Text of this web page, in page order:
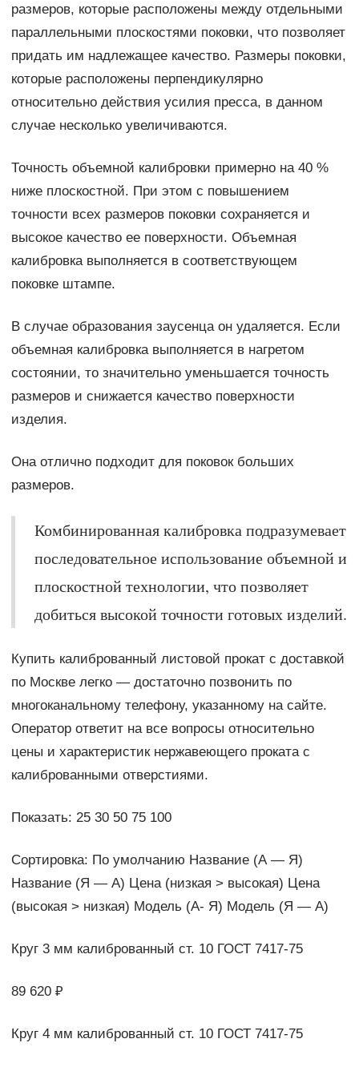
размеров, которые расположены между отдельными
параллельными плоскостями поковки, что позволяет
придать им надлежащее качество. Размеры поковки,
которые расположены перпендикулярно
относительно действия усилия пресса, в данном
случае несколько увеличиваются.
Точность объемной калибровки примерно на 40 %
ниже плоскостной. При этом с повышением
точности всех размеров поковки сохраняется и
высокое качество ее поверхности. Объемная
калибровка выполняется в соответствующем
поковке штампе.
В случае образования заусенца он удаляется. Если
объемная калибровка выполняется в нагретом
состоянии, то значительно уменьшается точность
размеров и снижается качество поверхности
изделия.
Она отлично подходит для поковок больших
размеров.
Комбинированная калибровка подразумевает
последовательное использование объемной и
плоскостной технологии, что позволяет
добиться высокой точности готовых изделий.
Купить калиброванный листовой прокат с доставкой
по Москве легко — достаточно позвонить по
многоканальному телефону, указанному на сайте.
Оператор ответит на все вопросы относительно
цены и характеристик нержавеющего проката с
калиброванными отверстиями.
Показать: 25 30 50 75 100
Сортировка: По умолчанию Название (А — Я)
Название (Я — А) Цена (низкая > высокая) Цена
(высокая > низкая) Модель (А- Я) Модель (Я — А)
Круг 3 мм калиброванный ст. 10 ГОСТ 7417-75
89 620 ₽
Круг 4 мм калиброванный ст. 10 ГОСТ 7417-75